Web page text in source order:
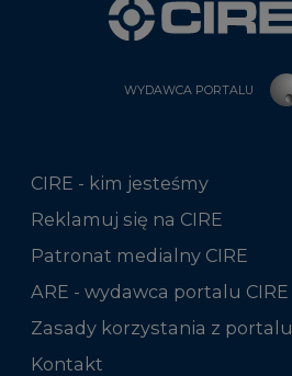
WYDAWCA PORTALU
CIRE - kim jesteśmy
Reklamuj się na CIRE
Patronat medialny CIRE
ARE - wydawca portalu CIRE
Zasady korzystania z portalu
Kontakt